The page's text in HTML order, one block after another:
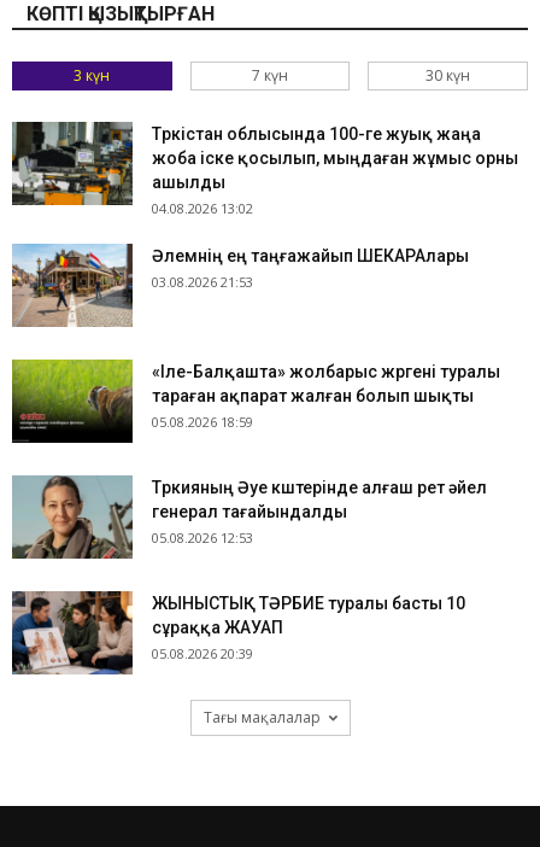
КӨПТІ ҚЫЗЫҚТЫРҒАН
3 күн 7 күн 30 күн
Түркістан облысында 100-ге жуық жаңа
жоба іске қосылып, мыңдаған жұмыс орны
ашылды
04.08.2026 13:02
​Әлемнің ең таңғажайып ШЕКАРАлары
03.08.2026 21:53
«Іле-Балқашта» жолбарыс жүргені туралы
тараған ақпарат жалған болып шықты
05.08.2026 18:59
Түркияның Әуе күштерінде алғаш рет әйел
генерал тағайындалды
05.08.2026 12:53
ЖЫНЫСТЫҚ ТӘРБИЕ туралы басты 10
сұраққа ЖАУАП
05.08.2026 20:39
Тағы мақалалар